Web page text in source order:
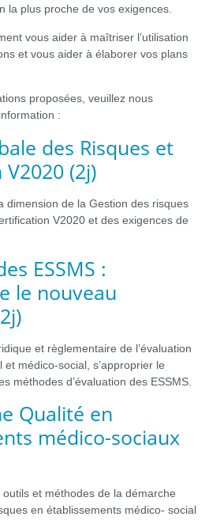
la plus proche de vos exigences.
vous aider à maîtriser l’utilisation
et vous aider à élaborer vos plans
proposées, veuillez nous
:
des Risques et
(2j)
dimension de la Gestion des risques
V2020 et des exigences de
ESSMS :
le nouveau
et règlementaire de l’évaluation
médico-social, s’approprier le
méthodes d’évaluation des ESSMS.
Qualité en
médico-sociaux
et méthodes de la démarche
en établissements médico- social